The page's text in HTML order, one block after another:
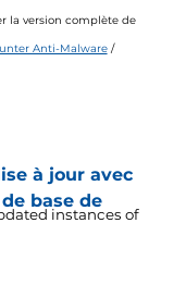
la version complète de
Anti-Malware/
à jour avec
base de
instances of